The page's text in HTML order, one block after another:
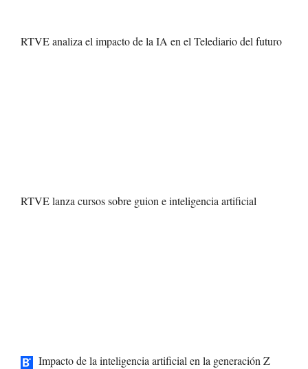
RTVE analiza el impacto de la IA en el Telediario del futuro
RTVE lanza cursos sobre guion e inteligencia artificial
Impacto de la inteligencia artificial en la generación Z